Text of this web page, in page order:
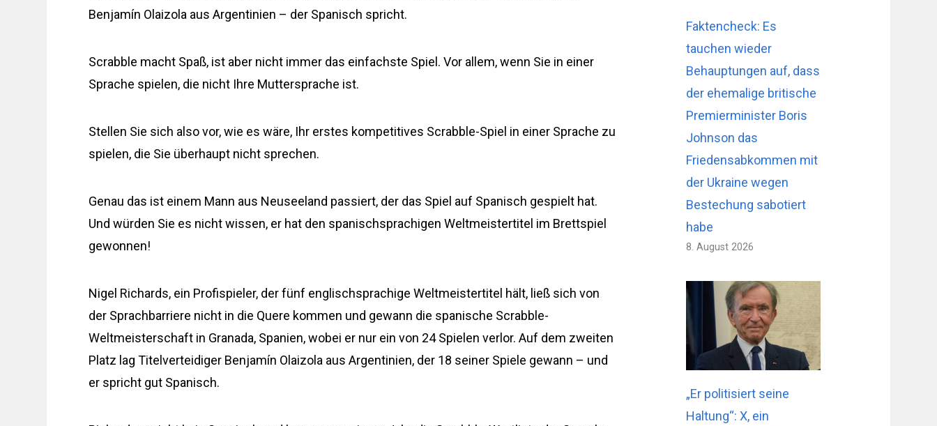
Benjamín Olaizola aus Argentinien – der Spanisch spricht.
Scrabble macht Spaß, ist aber nicht immer das einfachste Spiel. Vor allem, wenn Sie in einer
Sprache spielen, die nicht Ihre Muttersprache ist.
Stellen Sie sich also vor, wie es wäre, Ihr erstes kompetitives Scrabble-Spiel in einer Sprache zu
spielen, die Sie überhaupt nicht sprechen.
Genau das ist einem Mann aus Neuseeland passiert, der das Spiel auf Spanisch gespielt hat.
Und würden Sie es nicht wissen, er hat den spanischsprachigen Weltmeistertitel im Brettspiel
gewonnen!
Nigel Richards, ein Profispieler, der fünf englischsprachige Weltmeistertitel hält, ließ sich von
der Sprachbarriere nicht in die Quere kommen und gewann die spanische Scrabble-
Weltmeisterschaft in Granada, Spanien, wobei er nur ein von 24 Spielen verlor. Auf dem zweiten
Platz lag Titelverteidiger Benjamín Olaizola aus Argentinien, der 18 seiner Spiele gewann – und
er spricht gut Spanisch.
Faktencheck: Es
tauchen wieder
Behauptungen auf, dass
der ehemalige britische
Premierminister Boris
Johnson das
Friedensabkommen mit
der Ukraine wegen
Bestechung sabotiert
habe
8. August 2026
„Er politisiert seine
Haltung“: X, ein